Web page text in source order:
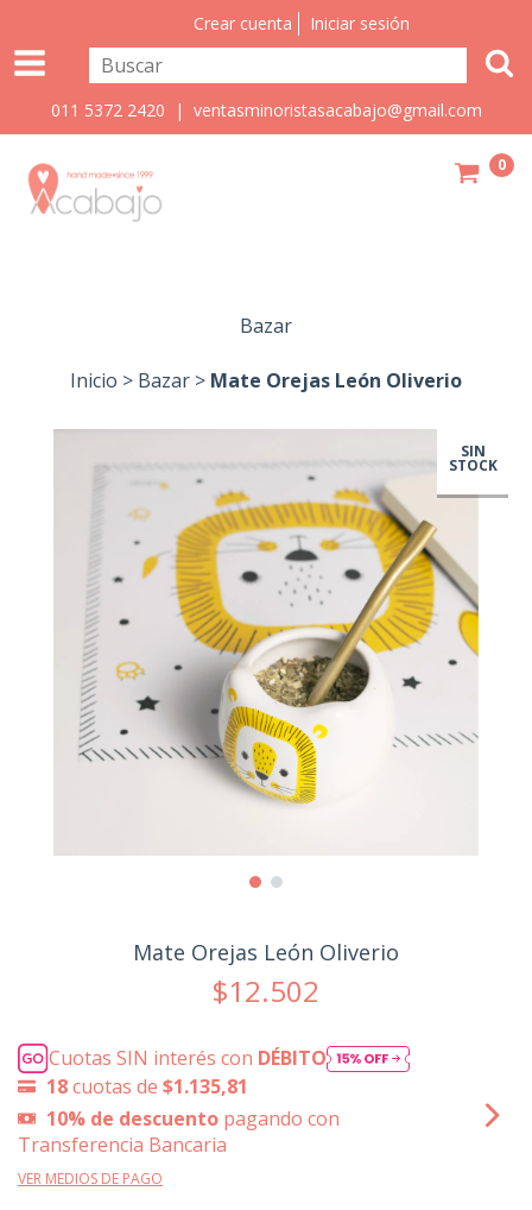
Crear cuenta Iniciar sesión
011 5372 2420 | ventasminoristasacabajo@gmail.com
0
Bazar
Inicio > Bazar > Mate Orejas León Oliverio
SIN
STOCK
Mate Orejas León Oliverio
$12.502
Cuotas SIN interés con DÉBITO
18cuotas de $1.135,81
10% de descuento pagando con
Transferencia Bancaria
VER MEDIOS DE PAGO